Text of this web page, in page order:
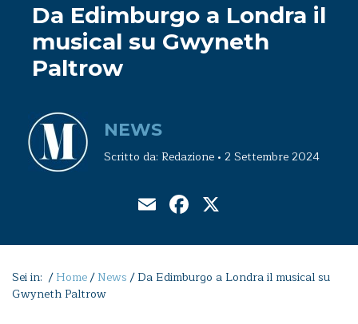
Da Edimburgo a Londra il
musical su Gwyneth
Paltrow
NEWS
Scritto da: Redazione • 2 Settembre 2024
EmailFacebook
Sei in: /Home/News /Da Edimburgo a Londra il musical su
Gwyneth Paltrow